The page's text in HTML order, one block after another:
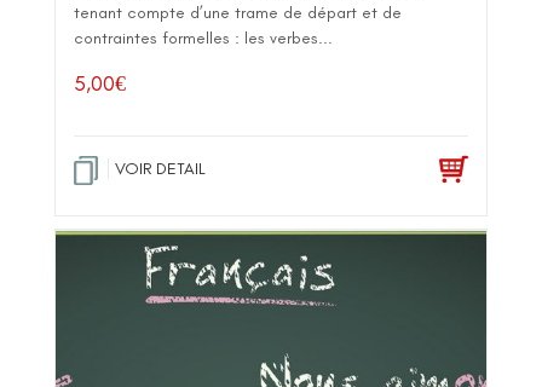
tenant compte d’une trame de départ et de
contraintes formelles : les verbes...
5,00€
VOIR DETAIL